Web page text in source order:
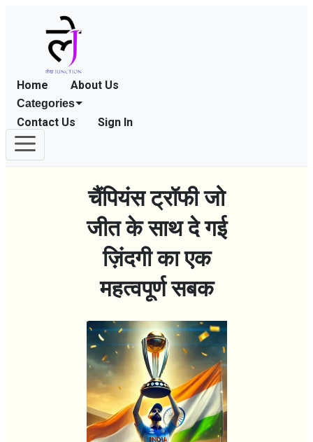
Home About Us
Categories
Contact Us Sign In
चैंपियंस ट्रॉफी जो
जीत के साथ दे गई
ज़िंदगी का एक
महत्वपूर्ण सबक